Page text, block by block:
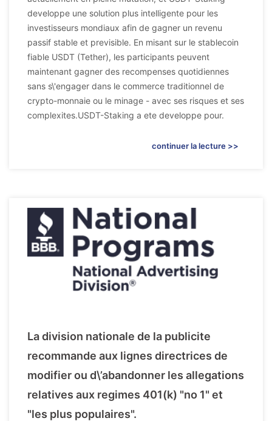
developpe une solution plus intelligente pour les
investisseurs mondiaux afin de gagner un revenu
passif stable et previsible. En misant sur le stablecoin
fiable USDT (Tether), les participants peuvent
maintenant gagner des recompenses quotidiennes
sans s\'engager dans le commerce traditionnel de
crypto-monnaie ou le minage - avec ses risques et ses
complexites.USDT-Staking a ete developpe pour.
continuer la lecture >>
La division nationale de la publicite
recommande aux lignes directrices de
modifier ou d\’abandonner les allegations
relatives aux regimes 401(k) "no 1" et
"les plus populaires".